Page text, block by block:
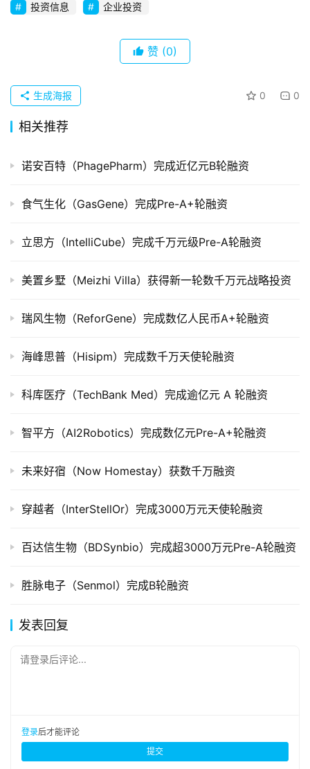
投资信息
企业投资
赞 (0)
0 0
生成海报
相关推荐
诺安百特（PhagePharm）完成近亿元B轮融资
食气生化（GasGene）完成Pre-A+轮融资
立思方（IntelliCube）完成千万元级Pre-A轮融资
美置乡墅（Meizhi Villa）获得新一轮数千万元战略投资
瑞风生物（ReforGene）完成数亿人民币A+轮融资
海峰思普（Hisipm）完成数千万天使轮融资
科库医疗（TechBank Med）完成逾亿元 A 轮融资
智平方（AI2Robotics）完成数亿元Pre-A+轮融资
未来好宿（Now Homestay）获数千万融资
穿越者（InterStellOr）完成3000万元天使轮融资
百达信生物（BDSynbio）完成超3000万元Pre-A轮融资
胜脉电子（Senmol）完成B轮融资
发表回复
请登录后评论...
登录后才能评论
提交